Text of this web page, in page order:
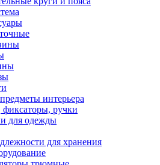
интерьера
фиксаторы, ручки
для одежды
для хранения